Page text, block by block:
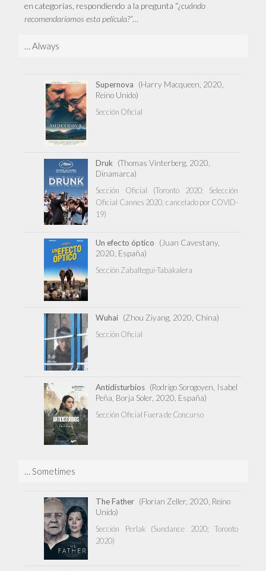
en categorías, respondiendo a la pregunta “¿cuándo
recomendaríamos esta película?”…
… Always
Supernova
(Harry Macqueen, 2020,
Reino Unido)
Sección Oficial
Druk
(Thomas Vinterberg, 2020,
Dinamarca)
Sección Oficial (Toronto 2020; Selección
Oficial Cannes 2020, cancelado por COVID-
19)
Un efecto óptico
(Juan Cavestany,
2020, España)
Sección Zabaltegui-Tabakalera
Wuhai (Zhou Ziyang, 2020, China)
Sección Oficial
Antidisturbios (Rodrigo Sorogoyen, Isabel
Peña, Borja Soler, 2020, España)
Sección Oficial Fuera de Concurso
… Sometimes
The Father (Florian Zeller, 2020, Reino
Unido)
Sección Perlak (Sundance 2020; Toronto
2020)